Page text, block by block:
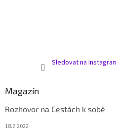
Sledovat na
Magazín
Rozhovor na Cestách k sobě
18.2.2022